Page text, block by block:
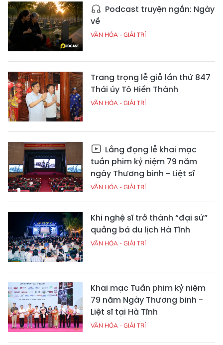
Podcast truyện ngắn: Ngày
về
VĂN HÓA - GIẢI TRÍ
Trang trọng lễ giỗ lần thứ 847
Thái úy Tô Hiến Thành
VĂN HÓA - GIẢI TRÍ
Lắng đọng lễ khai mạc
tuần phim kỷ niệm 79 năm
ngày Thương binh - Liệt sĩ
VĂN HÓA - GIẢI TRÍ
Khi nghệ sĩ trở thành “đại sứ”
quảng bá du lịch Hà Tĩnh
VĂN HÓA - GIẢI TRÍ
Khai mạc Tuần phim kỷ niệm
79 năm Ngày Thương binh -
Liệt sĩ tại Hà Tĩnh
VĂN HÓA - GIẢI TRÍ